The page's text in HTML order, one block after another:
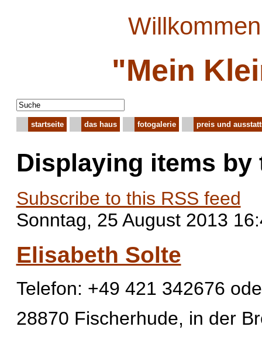
"Mein
startseite das haus fotogalerie preis und
Displaying items by
Subscribe to this RSS feed
Sonntag, 25 August 2013
Elisabeth Solte
Telefon: +49 421 342676
28870 Fischerhude, in der